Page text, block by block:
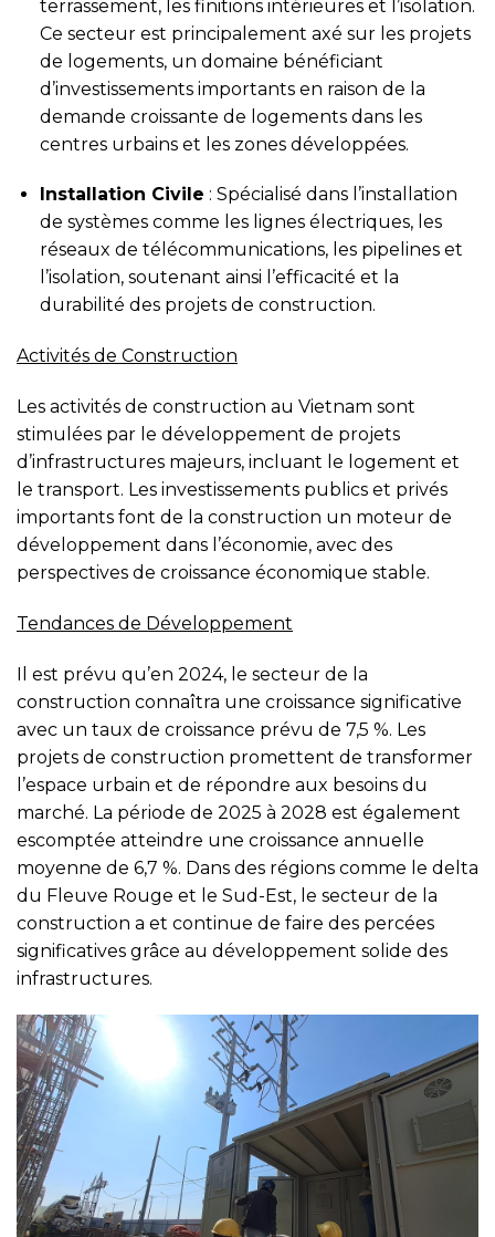
terrassement, les finitions intérieures et l’isolation.
Ce secteur est principalement axé sur les projets
de logements, un domaine bénéficiant
d’investissements importants en raison de la
demande croissante de logements dans les
centres urbains et les zones développées.
Installation Civile : Spécialisé dans l’installation
de systèmes comme les lignes électriques, les
réseaux de télécommunications, les pipelines et
l’isolation, soutenant ainsi l’efficacité et la
durabilité des projets de construction.
Activités de Construction
Les activités de construction au Vietnam sont
stimulées par le développement de projets
d’infrastructures majeurs, incluant le logement et
le transport. Les investissements publics et privés
importants font de la construction un moteur de
développement dans l’économie, avec des
perspectives de croissance économique stable.
Tendances de Développement
Il est prévu qu’en 2024, le secteur de la
construction connaîtra une croissance significative
avec un taux de croissance prévu de 7,5 %. Les
projets de construction promettent de transformer
l’espace urbain et de répondre aux besoins du
marché. La période de 2025 à 2028 est également
escomptée atteindre une croissance annuelle
moyenne de 6,7 %. Dans des régions comme le delta
du Fleuve Rouge et le Sud-Est, le secteur de la
construction a et continue de faire des percées
significatives grâce au développement solide des
infrastructures.